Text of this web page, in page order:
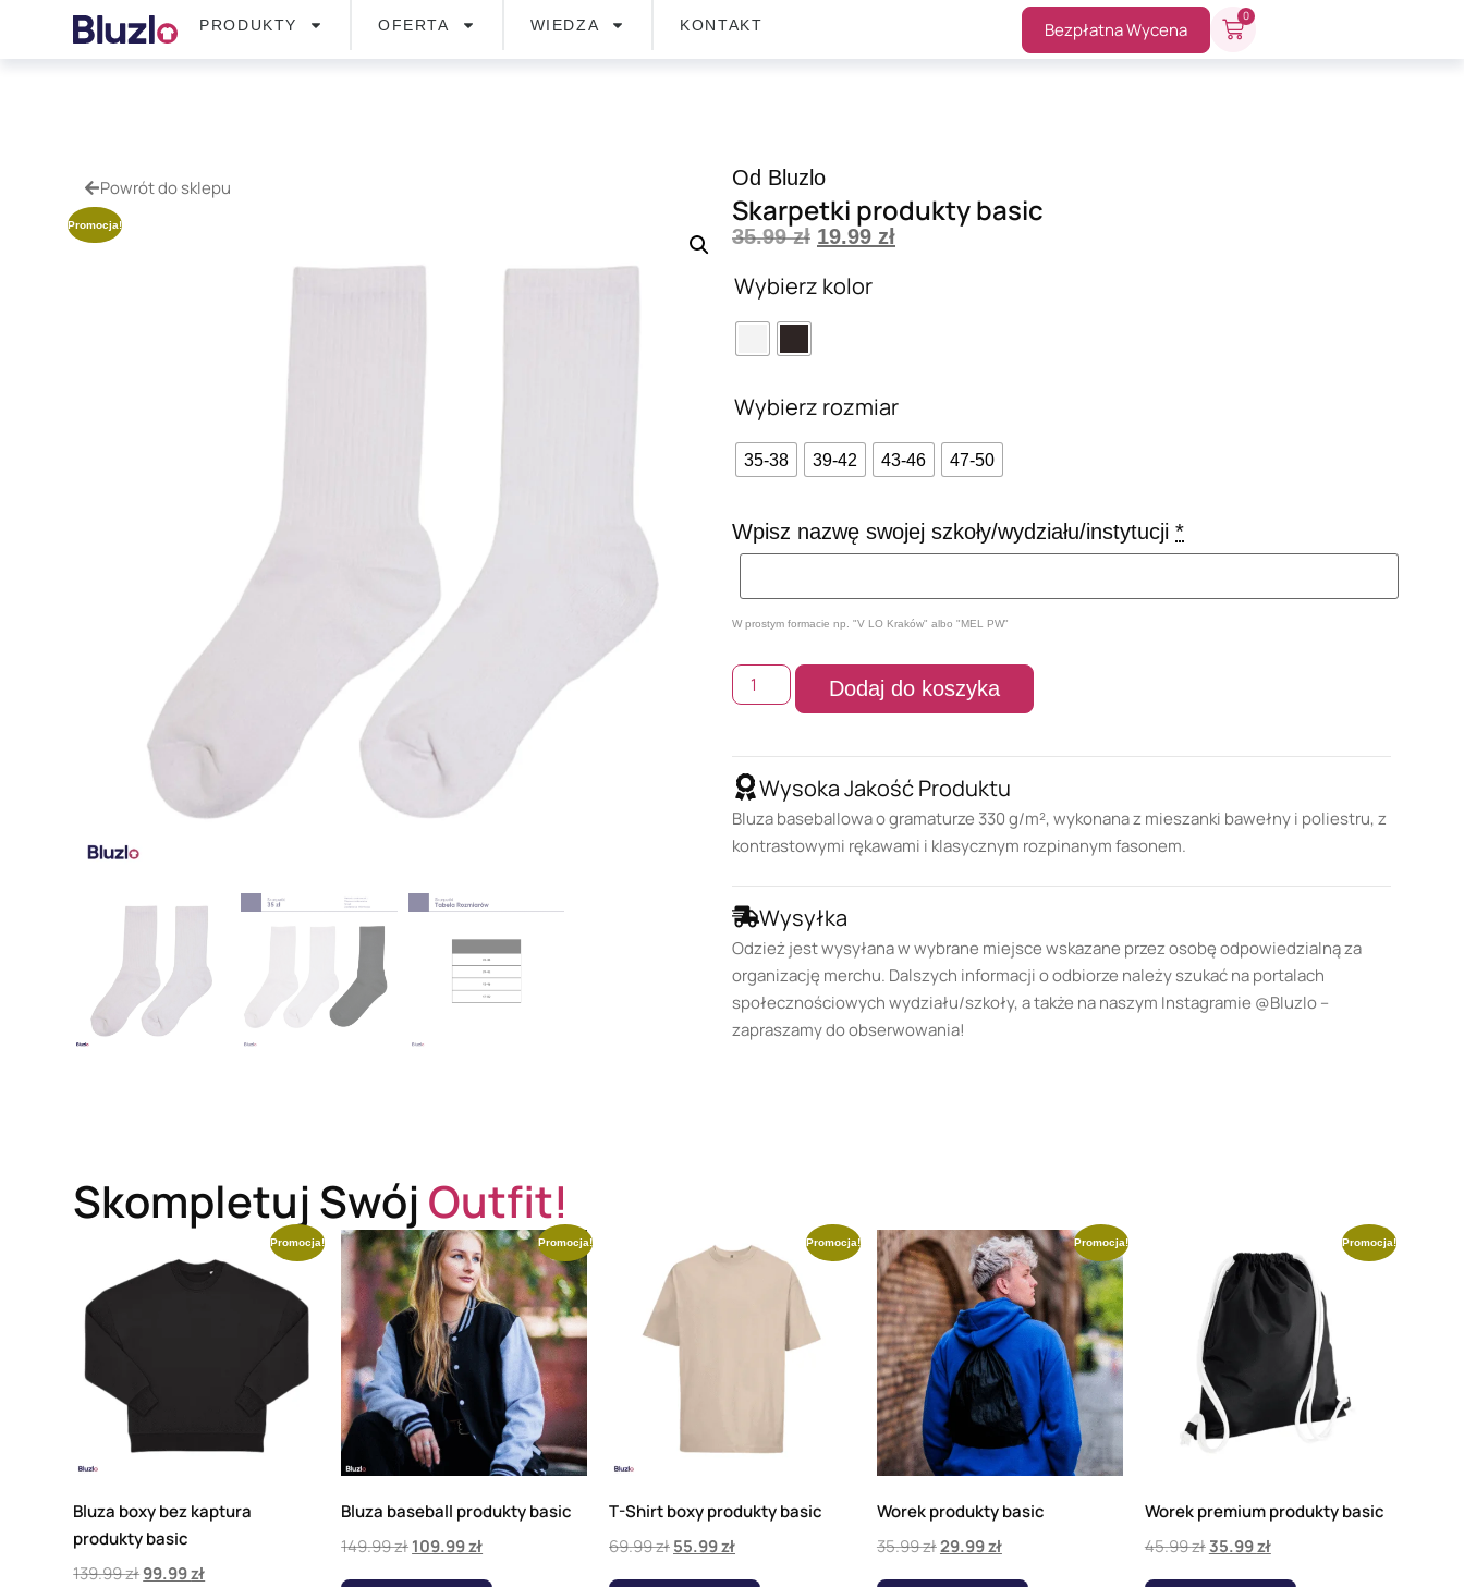
PRODUKTY OFERTA WIEDZA KONTAKT Bezpłatna Wycena
0
Powrót do sklepu
Promocja!
Od Bluzlo
Skarpetki produkty basic
35.99zł 19.99 zł
Wybierz kolor
Wybierz rozmiar
35-38 39-42 43-46 47-50
Wpisz nazwę swojej szkoły/wydziału/instytucji *
W prostym formacie np. "V LO Kraków" albo "MEL PW"
Dodaj do koszyka
Wysoka Jakość Produktu
Bluza baseballowa o gramaturze 330 g/m², wykonana z mieszanki bawełny i poliestru, z
kontrastowymi rękawami i klasycznym rozpinanym fasonem.
Wysyłka
Odzież jest wysyłana w wybrane miejsce wskazane przez osobę odpowiedzialną za
organizację merchu. Dalszych informacji o odbiorze należy szukać na portalach
społecznościowych wydziału/szkoły, a także na naszym Instagramie @Bluzlo –
zapraszamy do obserwowania!
Skompletuj Swój Outfit!
Promocja!
Bluza boxy bez kaptura
produkty basic
139.99zł99.99zł
Promocja!
Bluza baseball produkty basic
149.99zł109.99zł
Promocja!
T-Shirt boxy produkty basic
69.99zł55.99zł
Promocja!
Worek produkty basic
35.99zł29.99zł
Promocja!
Worek premium produkty basic
45.99zł35.99zł